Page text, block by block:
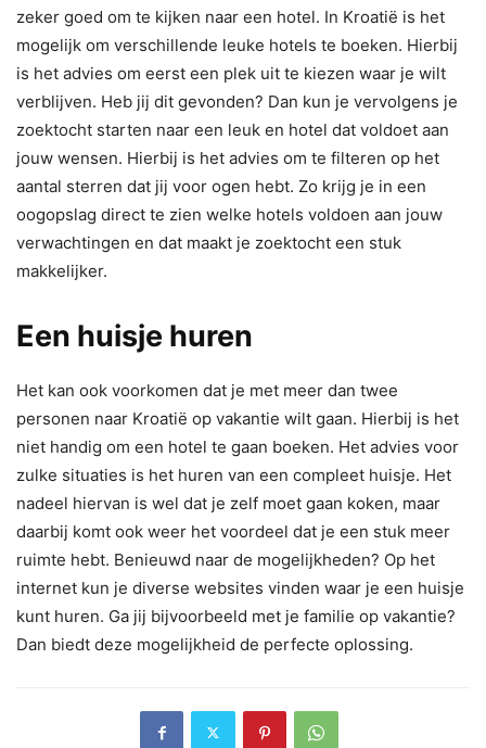
zeker goed om te kijken naar een hotel. In Kroatië is het
mogelijk om verschillende leuke hotels te boeken. Hierbij
is het advies om eerst een plek uit te kiezen waar je wilt
verblijven. Heb jij dit gevonden? Dan kun je vervolgens je
zoektocht starten naar een leuk en hotel dat voldoet aan
jouw wensen. Hierbij is het advies om te filteren op het
aantal sterren dat jij voor ogen hebt. Zo krijg je in een
oogopslag direct te zien welke hotels voldoen aan jouw
verwachtingen en dat maakt je zoektocht een stuk
makkelijker.
Een huisje huren
Het kan ook voorkomen dat je met meer dan twee
personen naar Kroatië op vakantie wilt gaan. Hierbij is het
niet handig om een hotel te gaan boeken. Het advies voor
zulke situaties is het huren van een compleet huisje. Het
nadeel hiervan is wel dat je zelf moet gaan koken, maar
daarbij komt ook weer het voordeel dat je een stuk meer
ruimte hebt. Benieuwd naar de mogelijkheden? Op het
internet kun je diverse websites vinden waar je een huisje
kunt huren. Ga jij bijvoorbeeld met je familie op vakantie?
Dan biedt deze mogelijkheid de perfecte oplossing.